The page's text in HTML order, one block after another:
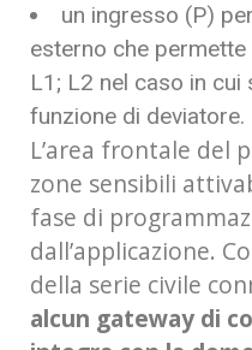
un ingresso (P)
esterno che
L1; L2 nel caso in
funzione di deviatore.
L’area frontale del
zone sensibili
fase di
dall’applicazione.
della serie civile
alcun gateway di